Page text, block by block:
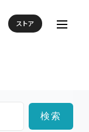
ストア
検索